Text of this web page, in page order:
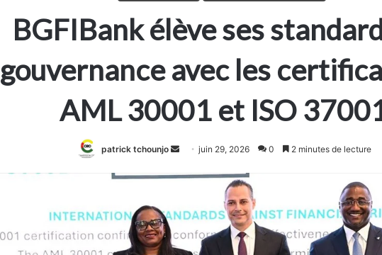
BGFIBank élève ses
gouvernance avec les
AML 30001 et ISO
patrick tchounjo
Envoyerjuin 29, 2026 0 2 minutes de lecture